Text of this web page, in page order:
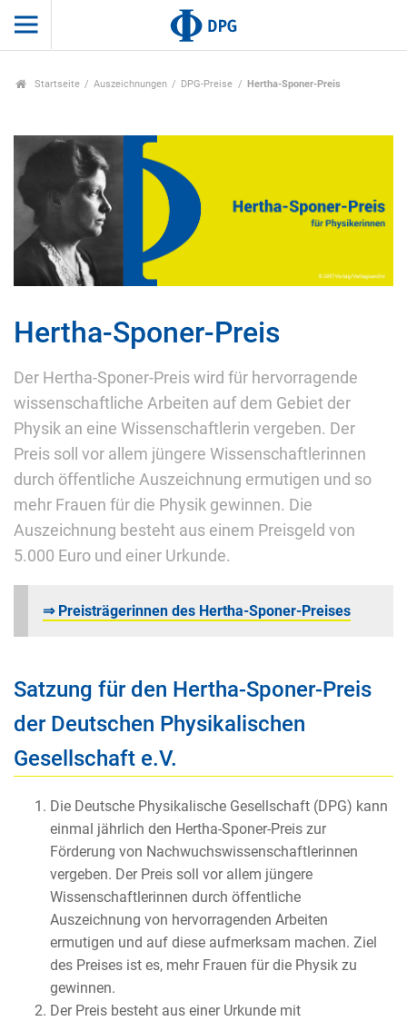
Startseite Auszeichnungen DPG-Preise Hertha-Sponer-Preis
Hertha-Sponer-Preis
Der Hertha-Sponer-Preis wird für hervorragende
wissenschaftliche Arbeiten auf dem Gebiet der
Physik an eine Wissenschaftlerin vergeben. Der
Preis soll vor allem jüngere Wissenschaftlerinnen
durch öffentliche Auszeichnung ermutigen und so
mehr Frauen für die Physik gewinnen. Die
Auszeichnung besteht aus einem Preisgeld von
5.000 Euro und einer Urkunde.
⇒ Preisträgerinnen des Hertha-Sponer-Preises
Satzung für den Hertha-Sponer-Preis
der Deutschen Physikalischen
Gesellschaft e.V.
Die Deutsche Physikalische Gesellschaft (DPG) kann
einmal jährlich den Hertha-Sponer-Preis zur
Förderung von Nachwuchswissenschaftlerinnen
vergeben. Der Preis soll vor allem jüngere
Wissenschaftlerinnen durch öffentliche
Auszeichnung von hervorragenden Arbeiten
ermutigen und auf diese aufmerksam machen. Ziel
des Preises ist es, mehr Frauen für die Physik zu
gewinnen.
Der Preis besteht aus einer Urkunde mit